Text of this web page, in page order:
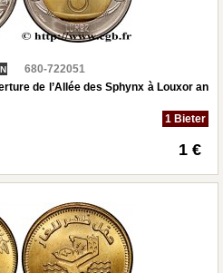
680-722051
de l’Allée des Sphynx à Louxor an
1 Bieter
1 €